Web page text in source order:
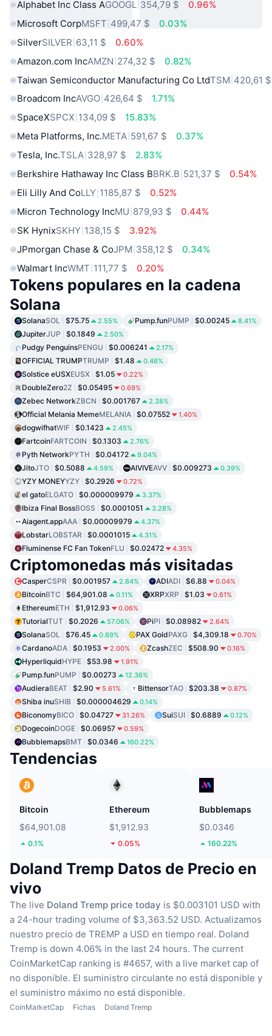
Alphabet Inc Class AGOOGL 354,79 $
0.96%
Microsoft CorpMSFT 499,47 $
0.03%
SilverSILVER 63,11 $
0.60%
Amazon.com IncAMZN 274,32 $
0.82%
Taiwan Semiconductor Manufacturing Co LtdTSM 420,61 $
Broadcom IncAVGO 426,64 $
1.71%
SpaceXSPCX 134,09 $
15.83%
Meta Platforms, Inc.META 591,67 $
0.37%
Tesla, Inc.TSLA 328,97 $
2.83%
Berkshire Hathaway Inc Class BBRK.B 521,37 $
0.54%
Eli Lilly And CoLLY 1185,87 $
0.52%
Micron Technology IncMU 879,93 $
0.44%
SK HynixSKHY 138,15 $
3.92%
JPmorgan Chase & CoJPM 358,12 $
0.34%
Walmart IncWMT 111,77 $ 0.20%
Tokens populares en la cadena
Solana
SolanaSOL $75.75 2.55% Pump.funPUMP $0.00245 8.41%
JupiterJUP $0.1849 2.50%
Pudgy PenguinsPENGU $0.006241 2.17%
OFFICIAL TRUMPTRUMP $1.48 0.46%
Solstice eUSXEUSX $1.05 0.22%
DoubleZero2Z $0.05495 0.69%
Zebec NetworkZBCN $0.001767 2.38%
Official Melania MemeMELANIA $0.07552 1.40%
dogwifhatWIF $0.1423 2.45%
FartcoinFARTCOIN $0.1303 2.76%
Pyth NetworkPYTH $0.04172 9.04%
JitoJTO $0.5088 4.59% AIVIVEAVV $0.009273 0.39%
YZY MONEYYZY $0.2926 0.72%
el gatoELGATO $0.000009979 3.37%
Ibiza Final BossBOSS $0.0001051 3.28%
Aiagent.appAAA $0.00009979 4.37%
LobstarLOBSTAR $0.0001015 4.31%
Fluminense FC Fan TokenFLU $0.02472 4.35%
Criptomonedas más visitadas
CasperCSPR $0.001957 2.84% ADIADI $6.88 0.04%
BitcoinBTC $64,901.08 0.11% XRPXRP $1.03 0.61%
EthereumETH $1,912.93 0.06%
TutorialTUT $0.2026 57.06% PiPI $0.08982 2.64%
SolanaSOL $76.45 0.89% PAX GoldPAXG $4,309.18 0.70%
CardanoADA $0.1953 2.00% ZcashZEC $508.90 0.16%
HyperliquidHYPE $53.98 1.91%
Pump.funPUMP $0.00273 12.36%
AudieraBEAT $2.90 5.61% BittensorTAO $203.38 0.87%
Shiba inuSHIB $0.000004629 0.14%
BiconomyBICO $0.04727 31.26% SuiSUI $0.6889 0.12%
DogecoinDOGE $0.06957 0.59%
BubblemapsBMT $0.0346 160.22%
Tendencias
Bitcoin
$64,901.08
0.1%
Ethereum
$1,912.93
0.05%
Bubblemaps
$0.0346
160.22%
Doland Tremp Datos de Precio en
vivo
The live Doland Tremp price today is $0.003101 USD with
a 24-hour trading volume of $3,363.52 USD. Actualizamos
nuestro precio de TREMP a USD en tiempo real. Doland
Tremp is down 4.06% in the last 24 hours. The current
CoinMarketCap ranking is #4657, with a live market cap of
no disponible. El suministro circulante no está disponible y
el suministro máximo no está disponible.
CoinMarketCap Fichas Doland Tremp